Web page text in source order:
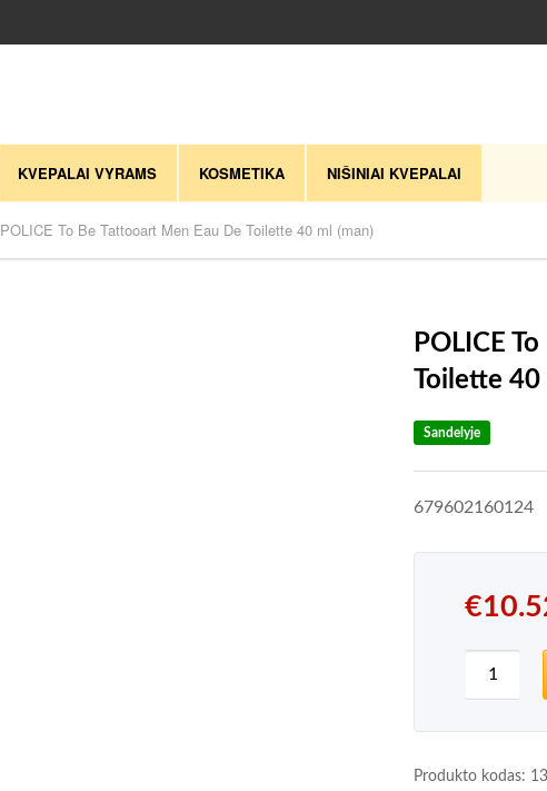
KVEPALAI VYRAMS KOSMETIKA NIŠINIAI KVEPALAI
POLICE To Be Tattooart Men Eau De Toilette 40 ml (man)
POLICE
Toilette 40
Sandelyje
679602160124
€
Produkto kodas: